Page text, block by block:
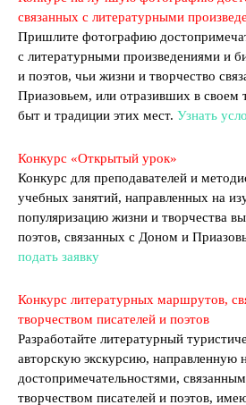
связанных с литературными
Пришлите фотографию
с литературными произведениями и
и поэтов, чьи жизни и творчество
Приазовьем, или отразивших в своем
быт и традиции этих мест. Узнать
Конкурс «Открытый урок»
Конкурс для преподавателей и
учебных занятий, направленных на
популяризацию жизни и творчества
поэтов, связанных с Доном и
подать заявку
Конкурс литературных маршрутов,
творчеством писателей и поэтов
Разработайте литературный
авторскую экскурсию, направленную
достопримечательностями,
творчеством писателей и поэтов,